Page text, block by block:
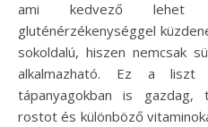
ami kedvező lehet
gluténérzékenységgel
sokoldalú, hiszen nemcsak
alkalmazható. Ez a liszt
tápanyagokban is gazdag,
rostot és különböző